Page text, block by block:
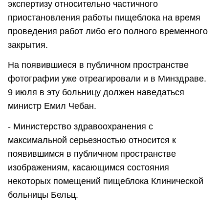
экспертизу относительно частичного
приостановления работы пищеблока на время
проведения работ либо его полного временного
закрытия.
На появившиеся в публичном пространстве
фотографии уже отреагировали и в Минздраве.
9 июля в эту больницу должен наведаться
министр Емил Чебан.
- Министерство здравоохранения с
максимальной серьезностью относится к
появившимся в публичном пространстве
изображениям, касающимся состояния
некоторых помещений пищеблока Клинической
больницы Бельц.